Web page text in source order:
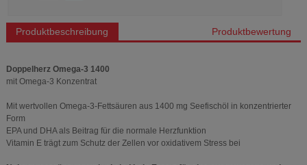
Produktbeschreibung Produktbewertung
Doppelherz Omega-3 1400
mit Omega-3 Konzentrat
Mit wertvollen Omega-3-Fettsäuren aus 1400 mg Seefischöl in konzentrierter
Form
EPA und DHA als Beitrag für die normale Herzfunktion
Vitamin E trägt zum Schutz der Zellen vor oxidativem Stress bei